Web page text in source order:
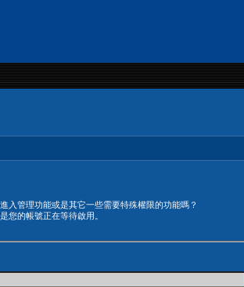
入管理功能或是其它一些需要特殊權限的功能嗎？
您的帳號正在等待啟用。